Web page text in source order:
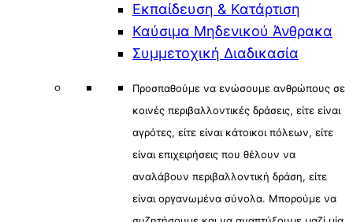
Εκπαίδευση & Κατάρτιση
Καύσιμα Μηδενικού Άνθρακα
Συμμετοχική Διαδικασία
Προσπαθούμε να ενώσουμε ανθρώπους σε
κοινές περιβαλλοντικές δράσεις, είτε είναι
αγρότες, είτε είναι κάτοικοι πόλεων, είτε
είναι επιχειρήσεις που θέλουν να
αναλάβουν περιβαλλοντική δράση, είτε
είναι οργανωμένα σύνολα. Μπορούμε να